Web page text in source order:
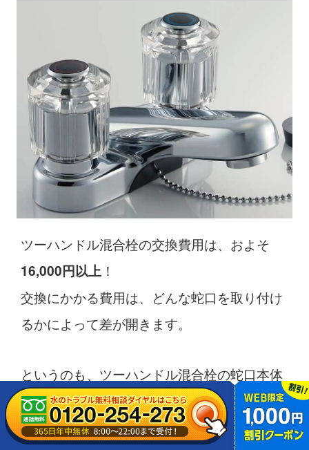
ツーハンドル混合栓の交換費用は、およそ
16,000円以上！
交換にかかる費用は、どんな蛇口を取り付け
るかによって差が開きます。
というのも、ツーハンドル混合栓の蛇口本体
は安いものだと6,000円程度ですが、高いも
のであれば20,000円を超えることも。